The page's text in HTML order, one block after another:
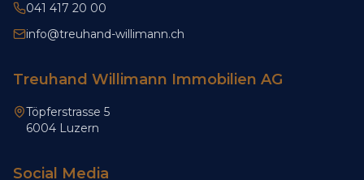
041 417 20 00
info@treuhand-willimann.ch
Treuhand Willimann Immobilien AG
Töpferstrasse 5
6004 Luzern
Social Media